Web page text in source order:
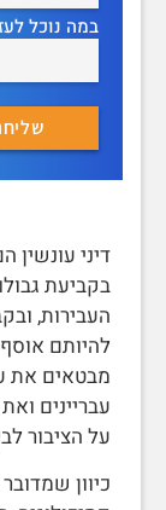
במה נוכל
דיני
בקביעת
העבירות,
להיותם
מבטאים את
עבריינים
על הציבור
כיוון